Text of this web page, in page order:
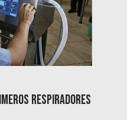
respiradores